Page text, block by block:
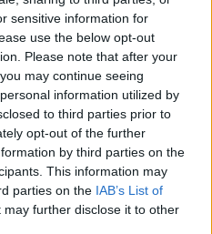
sensitive information for
use the below opt-out
Please note that after your
may continue seeing
information utilized by
to third parties prior to
opt-out of the further
by third parties on the
This information may
parties on the IAB’s List of
may further disclose it to other
de pregătit vara asta